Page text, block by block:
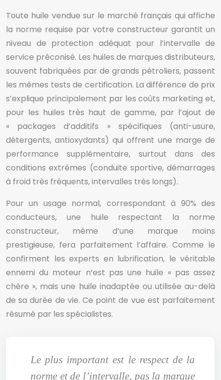
Toute huile vendue sur le marché français qui affiche
la norme requise par votre constructeur garantit un
niveau de protection adéquat pour l’intervalle de
service préconisé. Les huiles de marques distributeurs,
souvent fabriquées par de grands pétroliers, passent
les mêmes tests de certification. La différence de prix
s’explique principalement par les coûts marketing et,
pour les huiles très haut de gamme, par l’ajout de
« packages d’additifs » spécifiques (anti-usure,
détergents, antioxydants) qui offrent une marge de
performance supplémentaire, surtout dans des
conditions extrêmes (conduite sportive, démarrages
à froid très fréquents, intervalles très longs).
Pour un usage normal, correspondant à 90% des
conducteurs, une huile respectant la norme
constructeur, même d’une marque moins
prestigieuse, fera parfaitement l’affaire. Comme le
confirment les experts en lubrification, le véritable
ennemi du moteur n’est pas une huile « pas assez
chère », mais une huile inadaptée ou utilisée au-delà
de sa durée de vie. Ce point de vue est parfaitement
résumé par les spécialistes.
Le plus important est le respect de la
norme et de l’intervalle, pas la marque